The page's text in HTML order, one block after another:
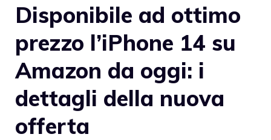
Disponibile ad ottimo
prezzo l’iPhone 14 su
Amazon da oggi: i
dettagli della nuova
offerta